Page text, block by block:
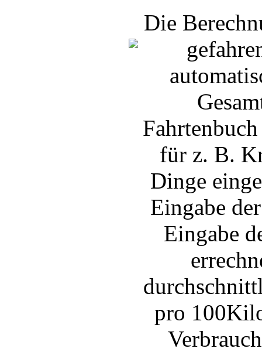
Die
für z. B.
Dinge
Eingabe
Eingabe
pro